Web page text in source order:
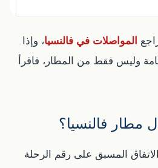
المواصلات في فالنسيا، وإذا
وليس فقط من المطار، فاقرأ
مطار فالنسيا؟
المسبق على رقم الرحلة